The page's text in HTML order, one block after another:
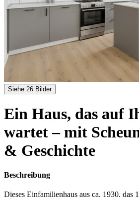
Siehe 26 Bilder
Ein Haus, das auf
wartet – mit
& Geschichte
Beschreibung
Dieses Einfamilienhaus aus ca. 1930, das